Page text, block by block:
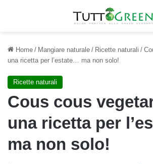
Home / Mangiare naturale / Ricette naturali /
una ricetta per l’estate… ma non solo!
Ricette naturali
Cous cous
una ricetta per
ma non solo!